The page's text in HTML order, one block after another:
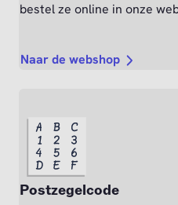
bestel ze online in onze
Naar de webshop
Postzegelcode